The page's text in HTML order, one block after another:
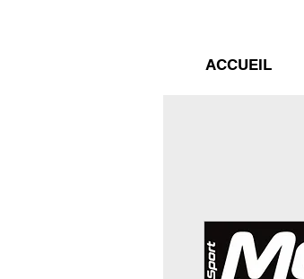
ACCUEIL